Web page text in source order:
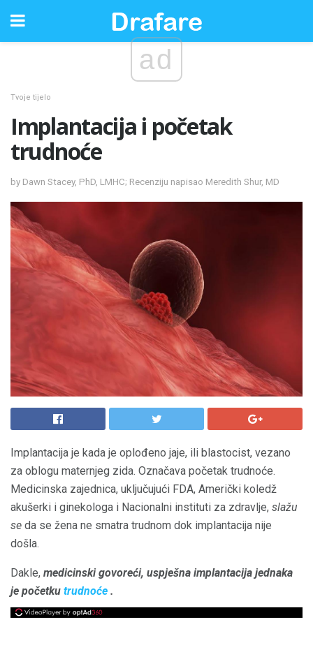
ad
Tvoje tijelo
Implantacija i početak
trudnoće
by Dawn Stacey, PhD, LMHC; Recenziju napisao Meredith Shur, MD
Implantacija je kada je oplođeno jaje, ili blastocist, vezano
za oblogu maternjeg zida. Označava početak trudnoće.
Medicinska zajednica, uključujući FDA, Američki koledž
akušerki i ginekologa i Nacionalni instituti za zdravlje, slažu
se da se žena ne smatra trudnom dok implantacija nije
došla.
Dakle, medicinski govoreći, uspješna implantacija jednaka
je početku trudnoće .